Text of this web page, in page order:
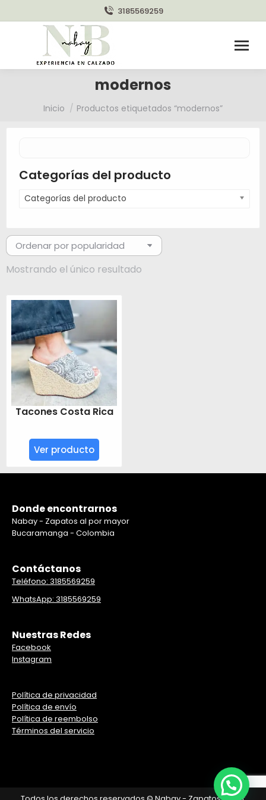
3185569259
modernos
Estás aquí:
Inicio Productos etiquetados “modernos”
Categorías del producto
Categorías del producto
Mostrando el único resultado
Tacones Costa Rica
Ver producto
Donde encontrarnos
Nabay - Zapatos al por mayor
Bucaramanga - Colombia
Contáctanos
Teléfono: 3185569259
WhatsApp: 3185569259
Nuestras Redes
Facebook
Instagram
Política de privacidad
Política de envío
Política de reembolso
Términos del servicio